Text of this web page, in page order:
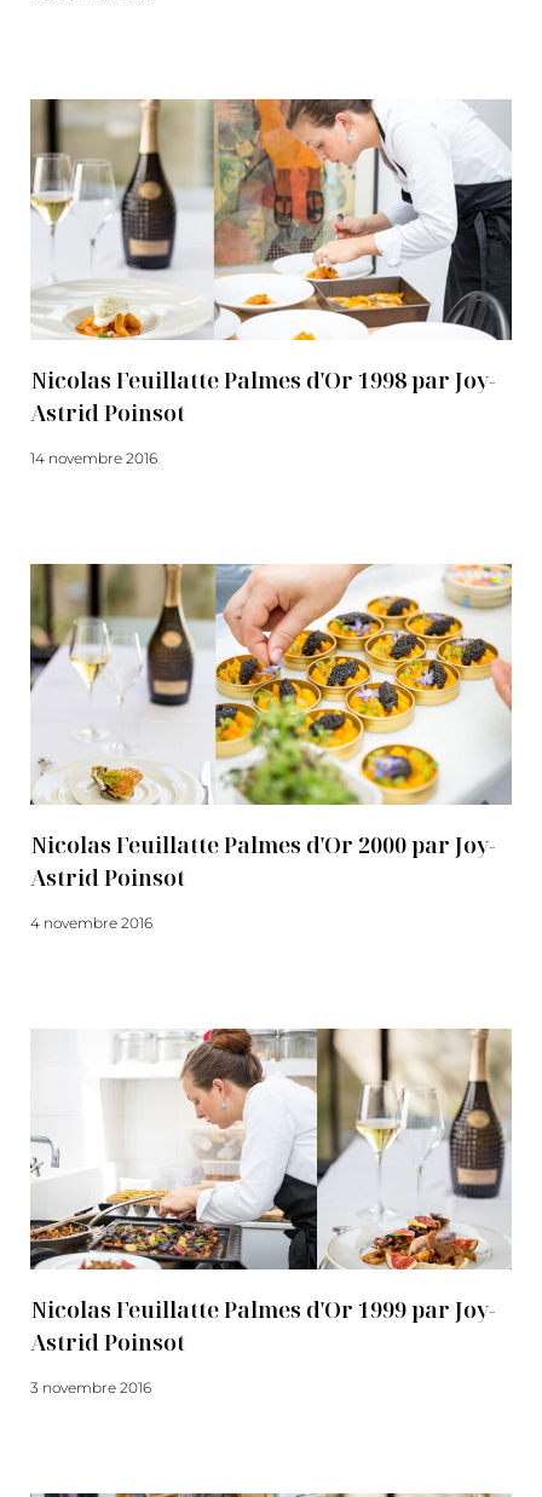
Nicolas Feuillatte Palmes d'Or 1998 par Joy-
Astrid Poinsot
14 novembre 2016
Nicolas Feuillatte Palmes d'Or 2000 par Joy-
Astrid Poinsot
4 novembre 2016
Nicolas Feuillatte Palmes d'Or 1999 par Joy-
Astrid Poinsot
3 novembre 2016